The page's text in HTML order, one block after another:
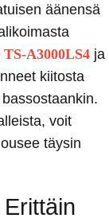
äänensä
TS-A3000LS4 ja
kiitosta
voit
täysin